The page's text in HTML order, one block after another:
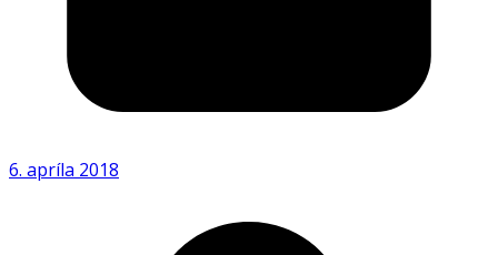
6. apríla 2018